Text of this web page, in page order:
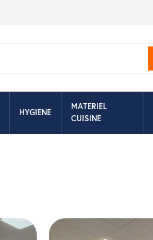
HYGIENE
MATERIEL
CUISINE